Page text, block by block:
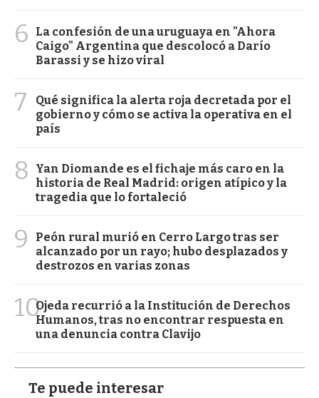
6
La confesión de una uruguaya en "Ahora
Caigo" Argentina que descolocó a Darío
Barassi y se hizo viral
7
Qué significa la alerta roja decretada por el
gobierno y cómo se activa la operativa en el
país
8
Yan Diomande es el fichaje más caro en la
historia de Real Madrid: origen atípico y la
tragedia que lo fortaleció
9
Peón rural murió en Cerro Largo tras ser
alcanzado por un rayo; hubo desplazados y
destrozos en varias zonas
10Ojeda recurrió a la Institución de Derechos
Humanos, tras no encontrar respuesta en
una denuncia contra Clavijo
Te puede interesar